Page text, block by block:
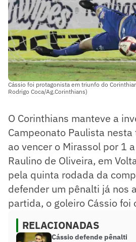
Cássio foi protagonista em triunfo do
Rodrigo Coca/Ag.Corinthians)
O Corinthians manteve a
Campeonato Paulista
ao vencer o Mirassol por 1
Raulino de Oliveira, em
pela quinta rodada da
defender um pênalti já nos
partida, o goleiro Cássio foi
RELACIONADAS
Cássio defende pênalti